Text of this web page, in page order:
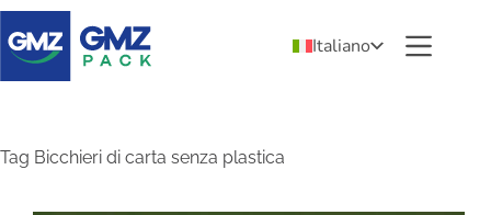
Italiano
Tag Bicchieri di carta senza plastica